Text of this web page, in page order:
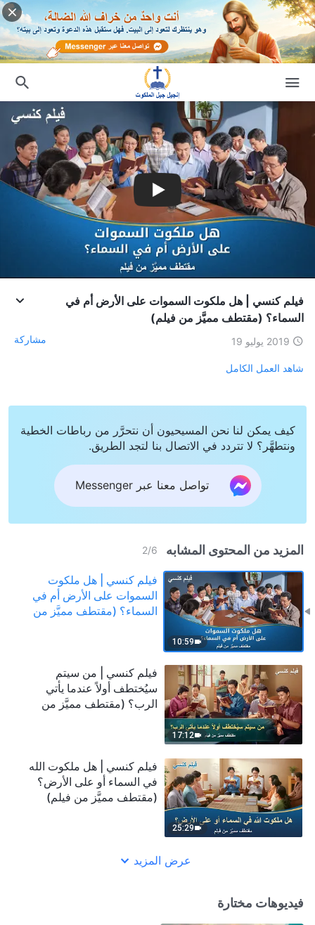
فيلم كنسي | هل ملكوت السموات على الأرض أم في
السماء؟ (مقتطف مميَّز من فيلم)
2019 يوليو 19 مشاركة
شاهد العمل الكامل
كيف يمكن لنا نحن المسيحيون أن نتحرَّر من رباطات الخطية
ونتطهَّر؟ لا تتردد في الاتصال بنا لتجد الطريق.
تواصل معنا عبر Messenger
المزيد من المحتوى المشابه 2/6
10:59
فيلم كنسي | هل ملكوت
السموات على الأرض أم في
السماء؟ (مقتطف مميَّز من
17:12
فيلم كنسي | من سيتم
سيُختطف أولاً عندما يأتي
الرب؟ (مقتطف مميَّز من
25:29
فيلم كنسي | هل ملكوت الله
في السماء أو على الأرض؟
(مقتطف مميَّز من فيلم)
عرض المزيد
فيديوهات مختارة